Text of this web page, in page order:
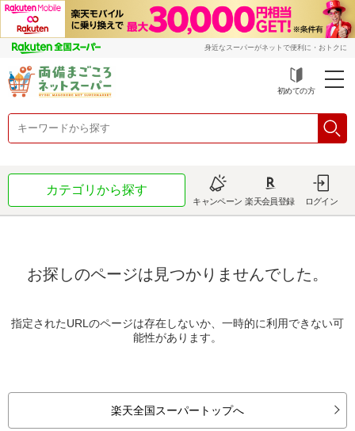
身近なスーパーがネットで便利に・おトクに
初めての方
カテゴリから探す
キャンペーン 楽天会員登録 ログイン
お探しのページは見つかりませんでした。
指定されたURLのページは存在しないか、一時的に利用できない可
能性があります。
楽天全国スーパートップへ